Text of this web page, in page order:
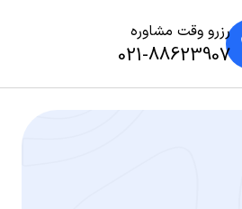
رزرو وقت مشاوره
021-88623907